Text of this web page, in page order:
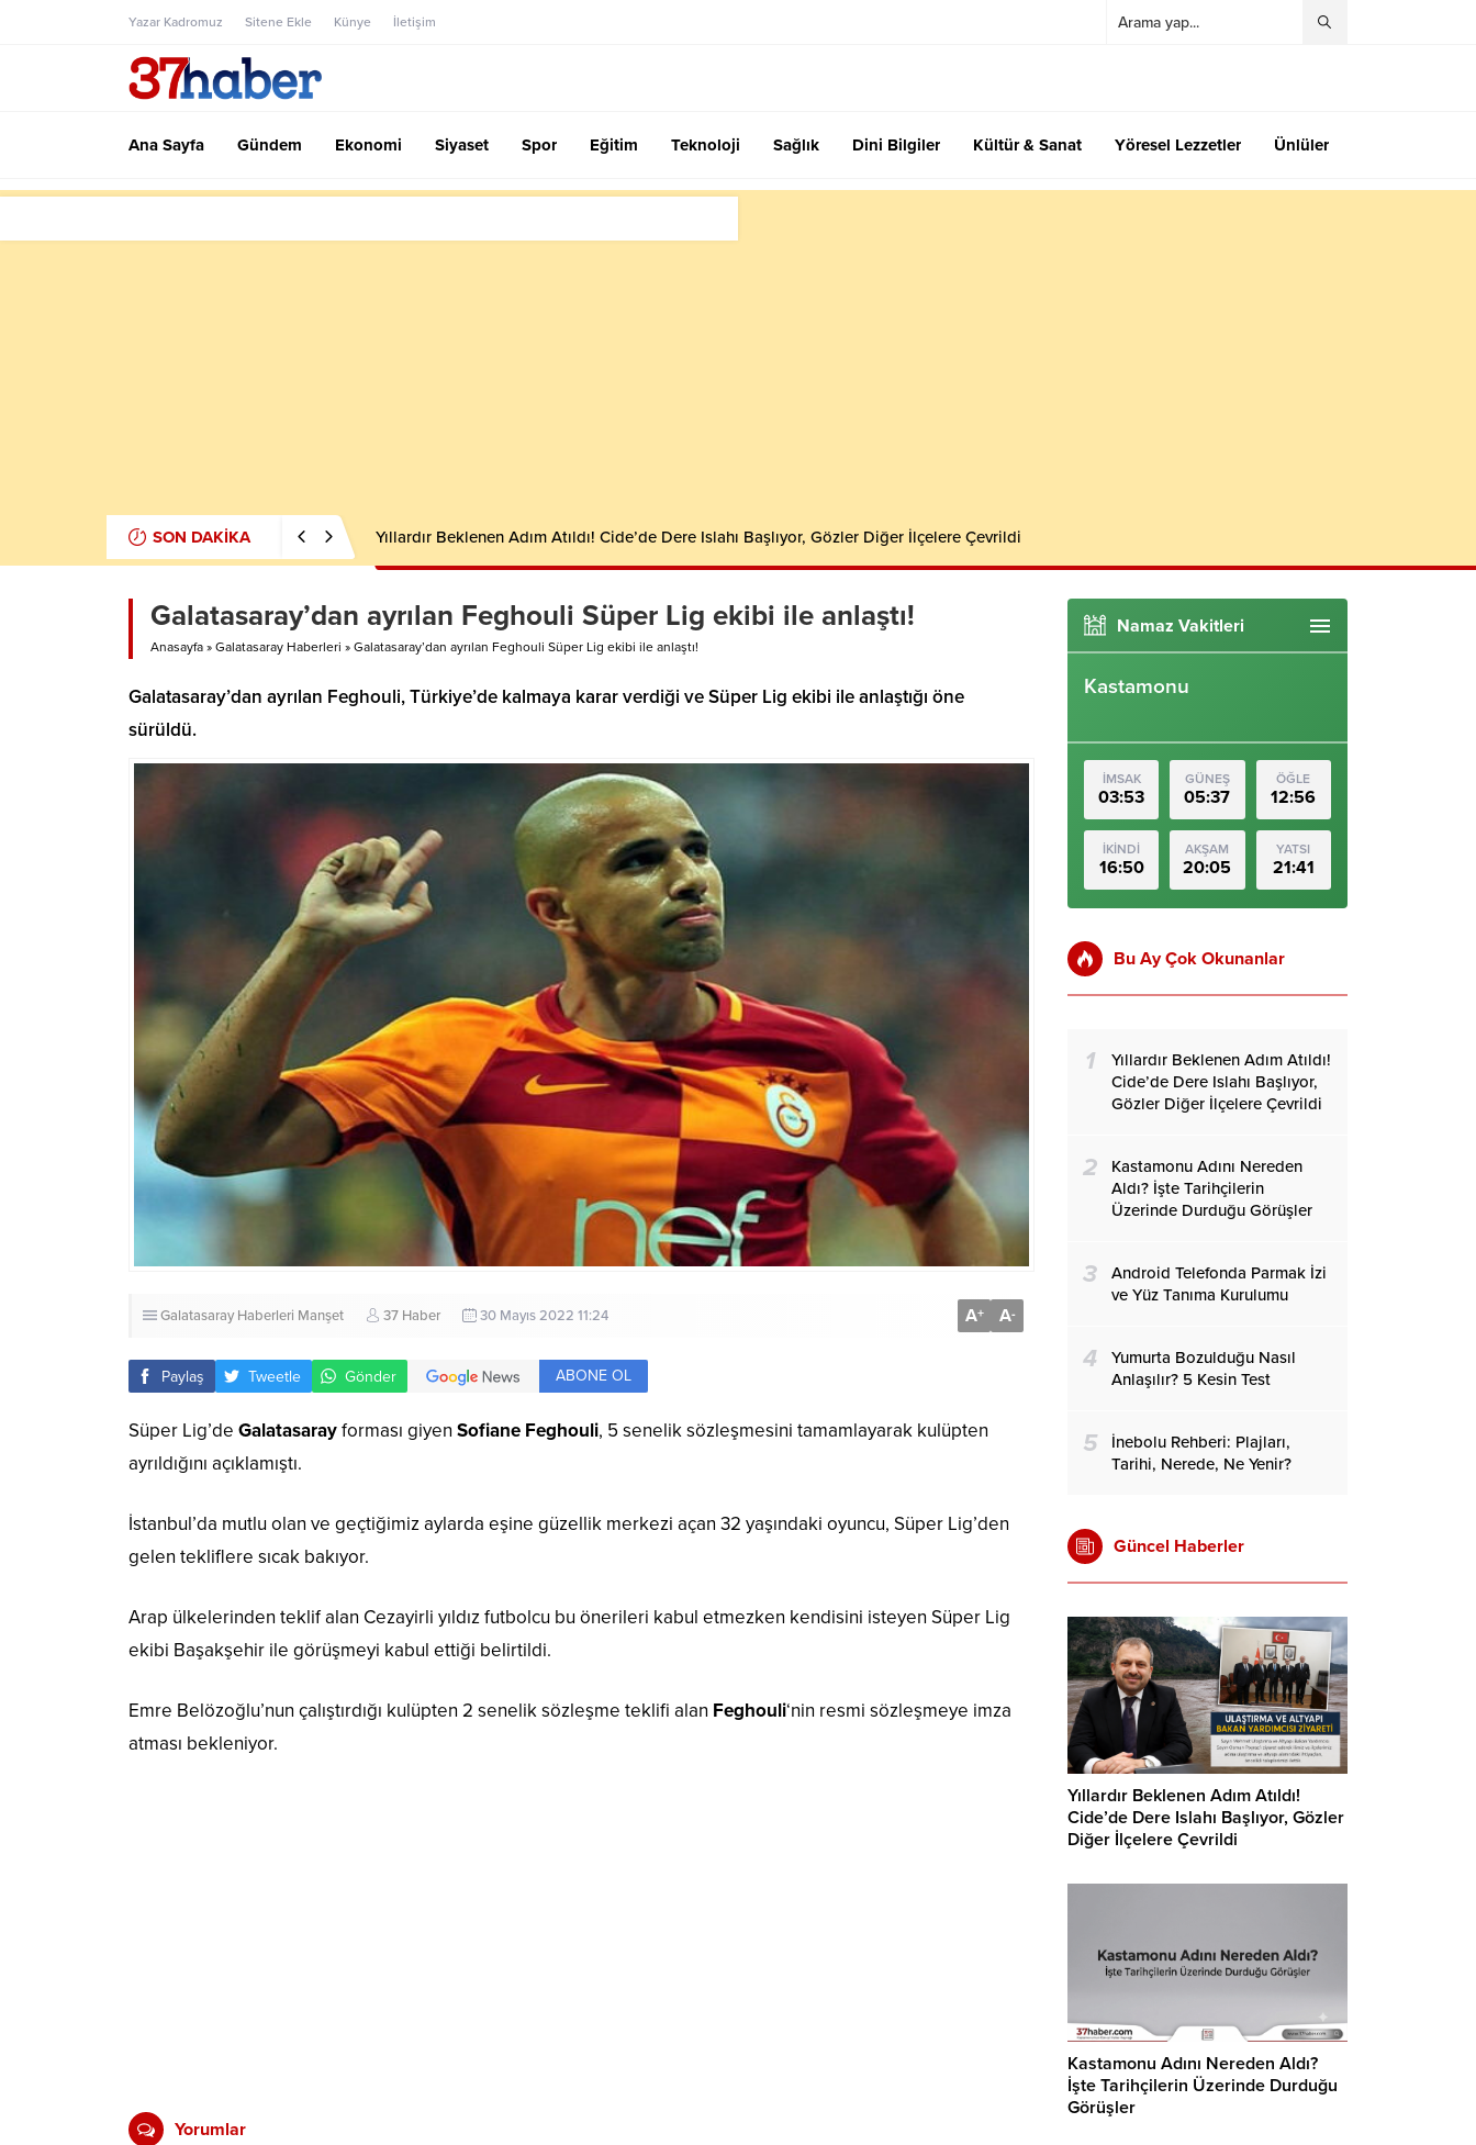
Yazar Kadromuz Sitene Ekle Künye İletişim
Ana Sayfa Gündem Ekonomi Siyaset Spor Eğitim Teknoloji Sağlık Dini Bilgiler Kültür & Sanat Yöresel Lezzetler Ünlüler
SON DAKİKA Yıllardır Beklenen Adım Atıldı! Cide’de Dere Islahı Başlıyor, Gözler Diğer İlçelere Çevrildi
Galatasaray’dan ayrılan Feghouli Süper Lig ekibi ile anlaştı!
Anasayfa » Galatasaray Haberleri » Galatasaray’dan ayrılan Feghouli Süper Lig ekibi ile anlaştı!
Galatasaray’dan ayrılan Feghouli, Türkiye’de kalmaya karar verdiği ve Süper Lig ekibi ile anlaştığı öne
sürüldü.
Galatasaray Haberleri Manşet 37 Haber 30 Mayıs 2022 11:24 A+ A-
Paylaş Tweetle Gönder ABONE OL
Süper Lig’de Galatasarayforması giyen Sofiane Feghouli, 5 senelik sözleşmesini tamamlayarak kulüpten
ayrıldığını açıklamıştı.
İstanbul’da mutlu olan ve geçtiğimiz aylarda eşine güzellik merkezi açan 32 yaşındaki oyuncu, Süper Lig’den
gelen tekliflere sıcak bakıyor.
Arap ülkelerinden teklif alan Cezayirli yıldız futbolcu bu önerileri kabul etmezken kendisini isteyen Süper Lig
ekibi Başakşehir ile görüşmeyi kabul ettiği belirtildi.
Emre Belözoğlu’nun çalıştırdığı kulüpten 2 senelik sözleşme teklifi alan Feghouli‘nin resmi sözleşmeye imza
atması bekleniyor.
Yorumlar
Namaz Vakitleri
Kastamonu
İMSAK
03:53
GÜNEŞ
05:37
ÖĞLE
12:56
İKİNDİ
16:50
AKŞAM
20:05
YATSI
21:41
Bu Ay Çok Okunanlar
1
Yıllardır Beklenen Adım Atıldı!
Cide’de Dere Islahı Başlıyor,
Gözler Diğer İlçelere Çevrildi
2
Kastamonu Adını Nereden
Aldı? İşte Tarihçilerin
Üzerinde Durduğu Görüşler
3
Android Telefonda Parmak İzi
ve Yüz Tanıma Kurulumu
4
Yumurta Bozulduğu Nasıl
Anlaşılır? 5 Kesin Test
5
İnebolu Rehberi: Plajları,
Tarihi, Nerede, Ne Yenir?
Güncel Haberler
Yıllardır Beklenen Adım Atıldı!
Cide’de Dere Islahı Başlıyor, Gözler
Diğer İlçelere Çevrildi
Kastamonu Adını Nereden Aldı?
İşte Tarihçilerin Üzerinde Durduğu
Görüşler